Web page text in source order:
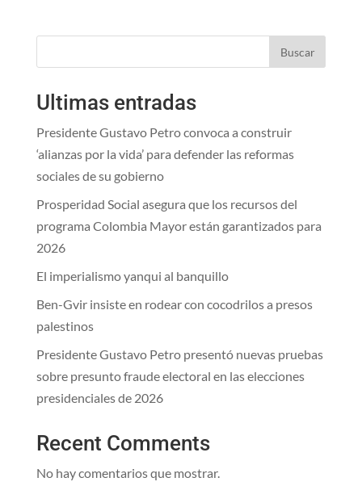
Buscar
Ultimas entradas
Presidente Gustavo Petro convoca a construir
‘alianzas por la vida’ para defender las reformas
sociales de su gobierno
Prosperidad Social asegura que los recursos del
programa Colombia Mayor están garantizados para
2026
El imperialismo yanqui al banquillo
Ben-Gvir insiste en rodear con cocodrilos a presos
palestinos
Presidente Gustavo Petro presentó nuevas pruebas
sobre presunto fraude electoral en las elecciones
presidenciales de 2026
Recent Comments
No hay comentarios que mostrar.